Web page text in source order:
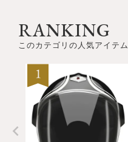
RANKING
このカテゴリの人気アイテム